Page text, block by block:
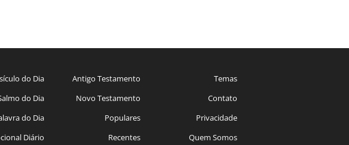
do Dia
do Dia
do Dia
Diário
Antigo Testamento
Novo Testamento
Populares
Recentes
Temas
Contato
Privacidade
Quem Somos